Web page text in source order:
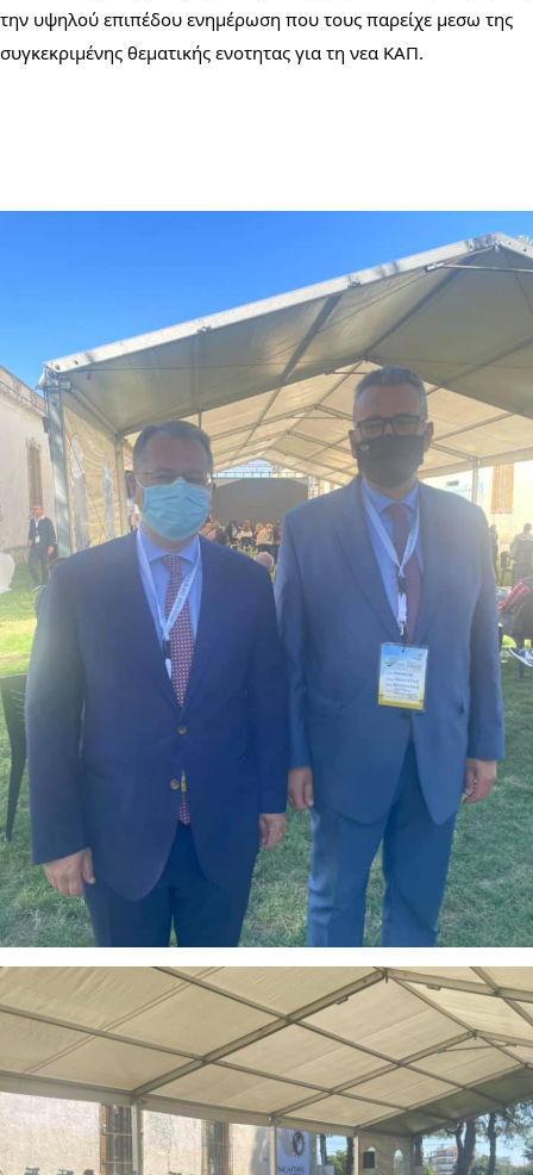
την υψηλού επιπέδου ενημέρωση που τους παρείχε μεσω της
συγκεκριμένης θεματικής ενοτητας για τη νεα ΚΑΠ.